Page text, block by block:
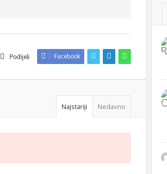
Podijeli Facebook
Najstariji Nedavno